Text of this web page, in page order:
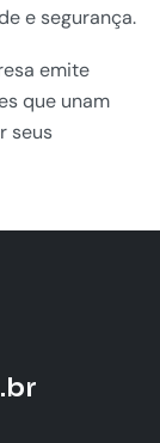
e segurança.
emite
que unam
seus